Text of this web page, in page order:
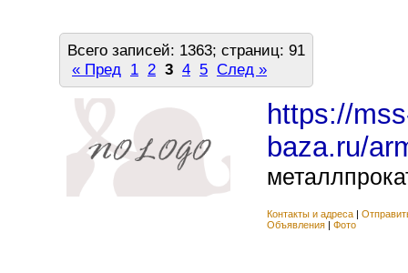
Всего записей: 1363; страниц: 91
« Пред 1 2 3 4 5 След »
https://
baza.ru/
Контакты и адреса |
Объявления | Фото